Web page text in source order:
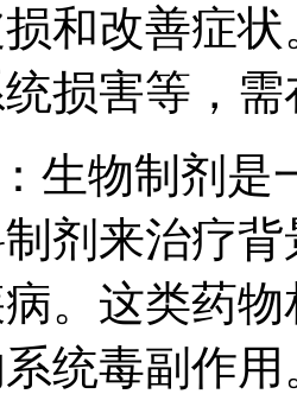
和改善症
损害等，
生物制剂
剂来治疗
。这类药
统毒副作用